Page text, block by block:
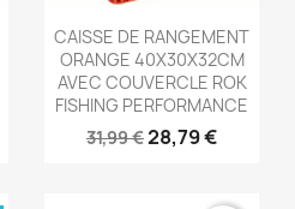
Aperçu rapide
CAISSE DE RANGEMENT
ORANGE 40X30X32CM
AVEC COUVERCLE ROK
FISHING PERFORMANCE
31,99 €28,79 €